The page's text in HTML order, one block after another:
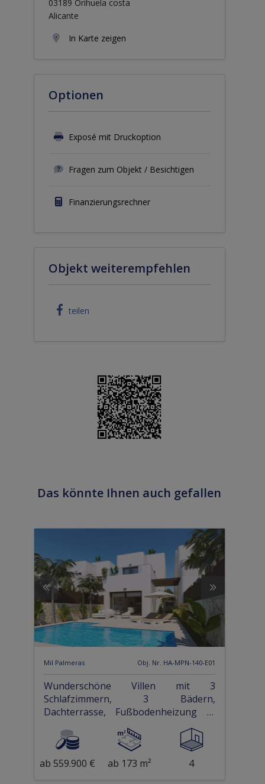
03189 Orihuela costa
Alicante
In Karte zeigen
Optionen
Exposé mit Druckoption
Fragen zum Objekt / Besichtigen
Finanzierungsrechner
Objekt weiterempfehlen
teilen
Das könnte Ihnen auch gefallen
Mil Palmeras Obj. Nr. HA-MPN-140-E01
Wunderschöne Villen mit 3
Schlafzimmern, 3 Bädern,
Dachterrasse, Fußbodenheizung in
Bädern und Privatpool nur 1 km vom
Strand
ab 559.900 €
ab 173 m² 4